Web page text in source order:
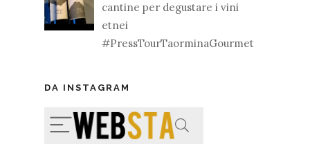
cantine per degustare i vini
etnei
#PressTourTaorminaGourmet
DA INSTAGRAM